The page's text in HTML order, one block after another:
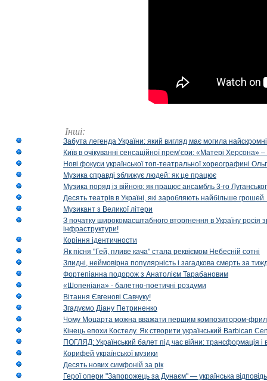
Інші:
Забута легенда України: який вигляд має могила
Київ в очікуванні сенсаційної прем’єри: «Матері
Нові фокуси української топ-театральної хореографині
Музика справді зближує людей: як це працює
Музика поряд із війною: як працює ансамбль 3-го
Десять театрів в Україні, які заробляють найбільше
Музикант з Великої літери
З початку широкомасштабного вторгнення в Україну росія
інфраструктури!
Коріння ідентичности
Як пісня "Гей, пливе кача" стала реквіємом Небесній сотні
Злидні, неймовірна популярність і загадкова смерть за
Фортепіанна подорож з Анатолієм Тарабановим
«Шопеніана» - балетно-поетичні роздуми
Вітання Євгенові Савчуку!
Згадуємо Діану Петриненко
Чому Моцарта можна вважати першим композитором-
Кінець епохи Костелу. Як створити український Barbican
ПОГЛЯД: Український балет під час війни: трансформація і
Корифей української музики
Десять нових симфоній за рік
Герої опери "Запорожець за Дунаєм" — українська